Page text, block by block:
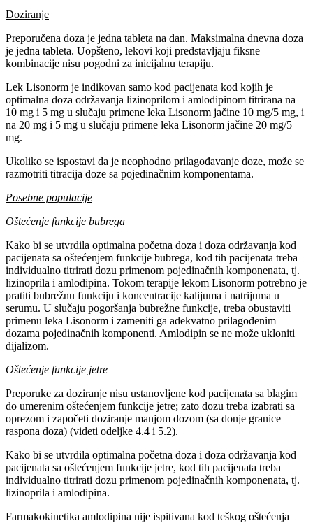
Doziranje
Preporučena doza je jedna tableta na dan. Maksimalna dnevna doza
je jedna tableta. Uopšteno, lekovi koji predstavljaju fiksne
kombinacije nisu pogodni za inicijalnu terapiju.
Lek Lisonorm je indikovan samo kod pacijenata kod kojih je
optimalna doza održavanja lizinoprilom i amlodipinom titrirana na
10 mg i 5 mg u slučaju primene leka Lisonorm jačine 10 mg/5 mg, i
na 20 mg i 5 mg u slučaju primene leka Lisonorm jačine 20 mg/5
mg.
Ukoliko se ispostavi da je neophodno prilagođavanje doze, može se
razmotriti titracija doze sa pojedinačnim komponentama.
Posebne populacije
Oštećenje funkcije bubrega
Kako bi se utvrdila optimalna početna doza i doza održavanja kod
pacijenata sa oštećenjem funkcije bubrega, kod tih pacijenata treba
individualno titrirati dozu primenom pojedinačnih komponenata, tj.
lizinoprila i amlodipina. Tokom terapije lekom Lisonorm potrebno je
pratiti bubrežnu funkciju i koncentracije kalijuma i natrijuma u
serumu. U slučaju pogoršanja bubrežne funkcije, treba obustaviti
primenu leka Lisonorm i zameniti ga adekvatno prilagođenim
dozama pojedinačnih komponenti. Amlodipin se ne može ukloniti
dijalizom.
Oštećenje funkcije jetre
Preporuke za doziranje nisu ustanovljene kod pacijenata sa blagim
do umerenim oštećenjem funkcije jetre; zato dozu treba izabrati sa
oprezom i započeti doziranje manjom dozom (sa donje granice
raspona doza) (videti odeljke 4.4 i 5.2).
Kako bi se utvrdila optimalna početna doza i doza održavanja kod
pacijenata sa oštećenjem funkcije jetre, kod tih pacijenata treba
individualno titrirati dozu primenom pojedinačnih komponenata, tj.
lizinoprila i amlodipina.
Farmakokinetika amlodipina nije ispitivana kod teškog oštećenja